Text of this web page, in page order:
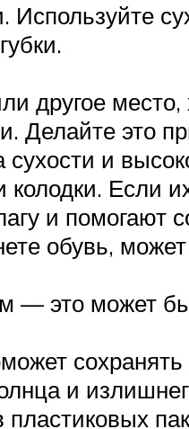
другое
Делайте это
сухости и
Если
и помогают
обувь,
— это может
и